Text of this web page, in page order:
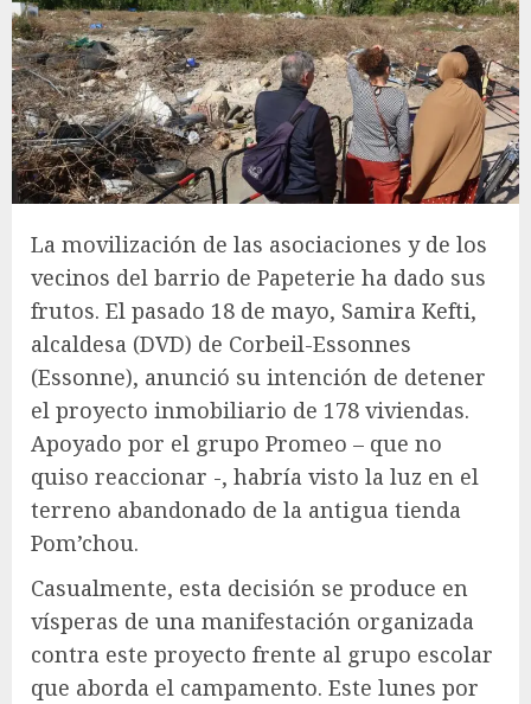
La movilización de las asociaciones y de los
vecinos del barrio de Papeterie ha dado sus
frutos. El pasado 18 de mayo, Samira Kefti,
alcaldesa (DVD) de Corbeil-Essonnes
(Essonne), anunció su intención de detener
el proyecto inmobiliario de 178 viviendas.
Apoyado por el grupo Promeo – que no
quiso reaccionar -, habría visto la luz en el
terreno abandonado de la antigua tienda
Pom’chou.
Casualmente, esta decisión se produce en
vísperas de una manifestación organizada
contra este proyecto frente al grupo escolar
que aborda el campamento. Este lunes por